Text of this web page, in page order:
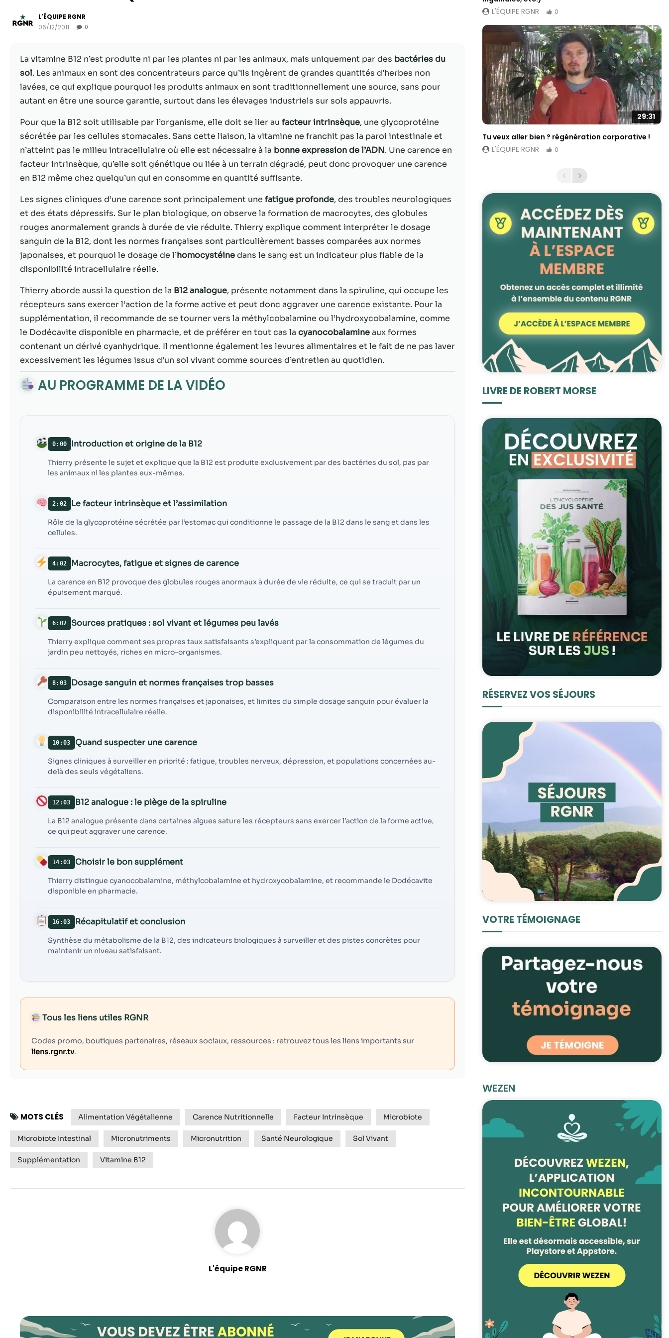
L'ÉQUIPE RGNR
06/12/2011
0
La vitamine B12 n’est produite ni par les plantes ni par les animaux, mais uniquement par des bactéries du
sol. Les animaux en sont des concentrateurs parce qu’ils ingèrent de grandes quantités d’herbes non
lavées, ce qui explique pourquoi les produits animaux en sont traditionnellement une source, sans pour
autant en être une source garantie, surtout dans les élevages industriels sur sols appauvris.
Pour que la B12 soit utilisable par l’organisme, elle doit se lier au facteur intrinsèque, une glycoprotéine
sécrétée par les cellules stomacales. Sans cette liaison, la vitamine ne franchit pas la paroi intestinale et
n’atteint pas le milieu intracellulaire où elle est nécessaire à la bonne expression de l’ADN. Une carence en
facteur intrinsèque, qu’elle soit génétique ou liée à un terrain dégradé, peut donc provoquer une carence
en B12 même chez quelqu’un qui en consomme en quantité suffisante.
Les signes cliniques d’une carence sont principalement une fatigue profonde, des troubles neurologiques
et des états dépressifs. Sur le plan biologique, on observe la formation de macrocytes, des globules
rouges anormalement grands à durée de vie réduite. Thierry explique comment interpréter le dosage
sanguin de la B12, dont les normes françaises sont particulièrement basses comparées aux normes
japonaises, et pourquoi le dosage de l’homocystéinedans le sang est un indicateur plus fiable de la
disponibilité intracellulaire réelle.
Thierry aborde aussi la question de la B12 analogue, présente notamment dans la spiruline, qui occupe les
récepteurs sans exercer l’action de la forme active et peut donc aggraver une carence existante. Pour la
supplémentation, il recommande de se tourner vers la méthylcobalamine ou l’hydroxycobalamine, comme
le Dodécavite disponible en pharmacie, et de préférer en tout cas la cyanocobalamineaux formes
contenant un dérivé cyanhydrique. Il mentionne également les levures alimentaires et le fait de ne pas laver
excessivement les légumes issus d’un sol vivant comme sources d’entretien au quotidien.
AU PROGRAMME DE LA VIDÉO
0:00 Introduction et origine de la B12
Thierry présente le sujet et explique que la B12 est produite exclusivement par des bactéries du sol, pas par
les animaux ni les plantes eux-mêmes.
2:02 Le facteur intrinsèque et l’assimilation
Rôle de la glycoprotéine sécrétée par l’estomac qui conditionne le passage de la B12 dans le sang et dans les
cellules.
4:02 Macrocytes, fatigue et signes de carence
La carence en B12 provoque des globules rouges anormaux à durée de vie réduite, ce qui se traduit par un
épuisement marqué.
6:02 Sources pratiques : sol vivant et légumes peu lavés
Thierry explique comment ses propres taux satisfaisants s’expliquent par la consommation de légumes du
jardin peu nettoyés, riches en micro-organismes.
8:03 Dosage sanguin et normes françaises trop basses
Comparaison entre les normes françaises et japonaises, et limites du simple dosage sanguin pour évaluer la
disponibilité intracellulaire réelle.
10:03 Quand suspecter une carence
Signes cliniques à surveiller en priorité : fatigue, troubles nerveux, dépression, et populations concernées au-
delà des seuls végétaliens.
12:03 B12 analogue : le piège de la spiruline
La B12 analogue présente dans certaines algues sature les récepteurs sans exercer l’action de la forme active,
ce qui peut aggraver une carence.
14:03 Choisir le bon supplément
Thierry distingue cyanocobalamine, méthylcobalamine et hydroxycobalamine, et recommande le Dodécavite
disponible en pharmacie.
16:03 Récapitulatif et conclusion
Synthèse du métabolisme de la B12, des indicateurs biologiques à surveiller et des pistes concrètes pour
maintenir un niveau satisfaisant.
Tous les liens utiles RGNR
Codes promo, boutiques partenaires, réseaux sociaux, ressources : retrouvez tous les liens importants sur
liens.rgnr.tv.
MOTS CLÉS Alimentation Végétalienne Carence Nutritionnelle Facteur Intrinsèque Microbiote
Microbiote Intestinal Micronutriments Micronutrition Santé Neurologique Sol Vivant
Supplémentation Vitamine B12
L'équipe RGNR
L'ÉQUIPE RGNR
0
29:31
Tu veux aller bien ? régénération corporative !
L'ÉQUIPE RGNR
0
LIVRE DE ROBERT MORSE
RÉSERVEZ VOS SÉJOURS
VOTRE TÉMOIGNAGE
WEZEN
fonctionnalité
et la structure
du site Web,
de la façon
Web est
utilisé.
Experience
fonctionne
aussi bien que
possible lors
de votre visite.
Si vous refusez
ces cookies,
disparaîtront
du site Web.
Marketing
En partageant
votre
comportement
offres
personnalisés.